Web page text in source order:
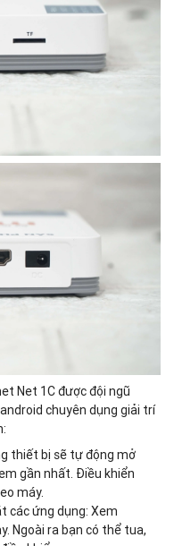
Net 1C được đội ngũ
chuyên dụng giải trí
thiết bị sẽ tự động mở
gần nhất. Điều khiển
máy.
các ứng dụng: Xem
Ngoài ra bạn có thể tua,